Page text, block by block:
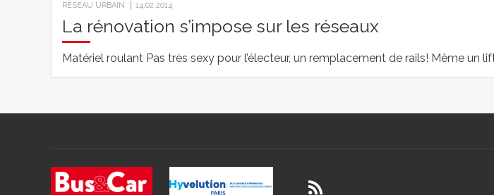
RÉSEAU URBAIN 14.02.2014
La rénovation s’impose sur les réseaux
Matériel roulant Pas très sexy pour l’électeur, un remplacement de rails! Même